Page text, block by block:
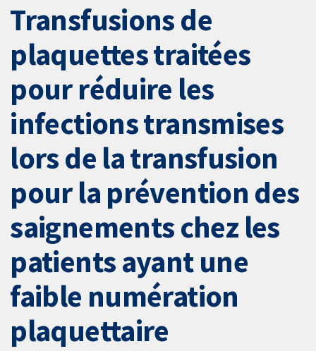
Transfusions de
plaquettes traitées
pour réduire les
infections transmises
lors de la transfusion
pour la prévention des
saignements chez les
patients ayant une
faible numération
plaquettaire